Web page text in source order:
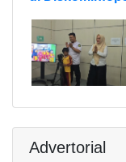
Advertorial